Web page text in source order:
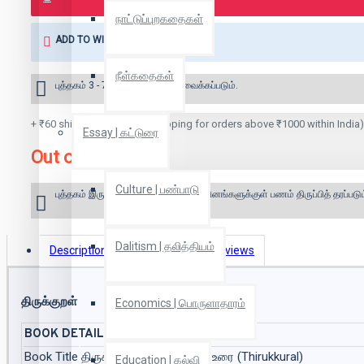
நாட்டுப்புறகதைகள்
நீள்கதைகள்
Essay | கட்டுரை
Culture | பண்பாடு
Dalitism | தலித்தியம்
Economics | பொருளாதாரம்
Education | கல்வி
ADD TO WISH LIST
புத்தகம் 3 - 7 நாட்களில் அனுப்பி வைக்கப்படும்.
+ ₹60 shipping fee* (Free shipping for orders above ₹1000 within India)
Out of Stock
புத்தகம் இருப்பில் இல்லை என்றால் 10 தினங்களுக்குள் பணம் திருப்பித்
Description Book Details Reviews
திருக்குறள்
BOOK DETAILS
Book Title திருக்குறள்-மகுடேசுவரன் உரை (Thirukkural)